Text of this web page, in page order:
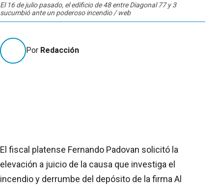
El 16 de julio pasado, el edificio de 48 entre Diagonal 77 y 3
sucumbió ante un poderoso incendio / web
Por Redacción
El fiscal platense Fernando Padovan solicitó la
elevación a juicio de la causa que investiga el
incendio y derrumbe del depósito de la firma Al